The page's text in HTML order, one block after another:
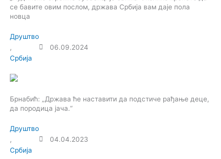
се бавите овим послом, држава Србија вам даје пола
новца
Друштво
,
Србија
06.09.2024
Брнабић: „Држава ће наставити да подстиче рађање деце,
да породица јача.“
Друштво
,
Србија
04.04.2023